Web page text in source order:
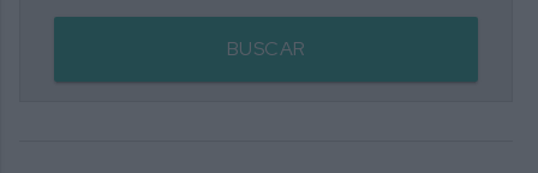
BUSCAR